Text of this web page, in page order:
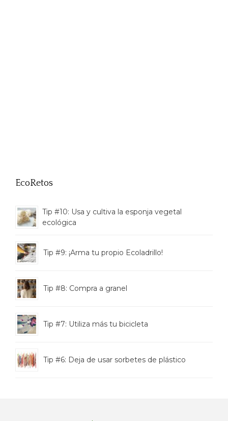
EcoRetos
Tip #10: Usa y cultiva la esponja vegetal
ecológica
Tip #9: ¡Arma tu propio Ecoladrillo!
Tip #8: Compra a granel
Tip #7: Utiliza más tu bicicleta
Tip #6: Deja de usar sorbetes de plástico